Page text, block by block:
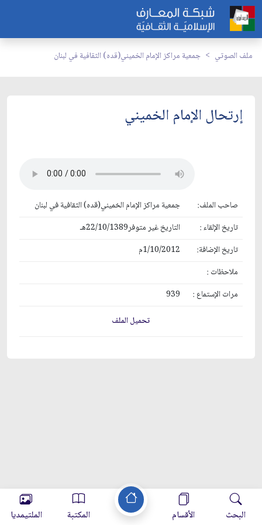
ملف الصوتي جمعية مراكز الإمام الخميني(قده) الثقافية في لبنان
إرتحال الإمام الخميني
صاحب الملف:
جمعية مراكز الإمام الخميني(قده) الثقافية في لبنان
تاريخ الإلقاء :
التاريخ غير متوفر22/10/1389هـ
تاريخ الإضافة:
1/10/2012م
ملاحظات :
مرات الإستماع :
939
تحميل الملف
البحث الأقسام المكتبة الملتيمديا